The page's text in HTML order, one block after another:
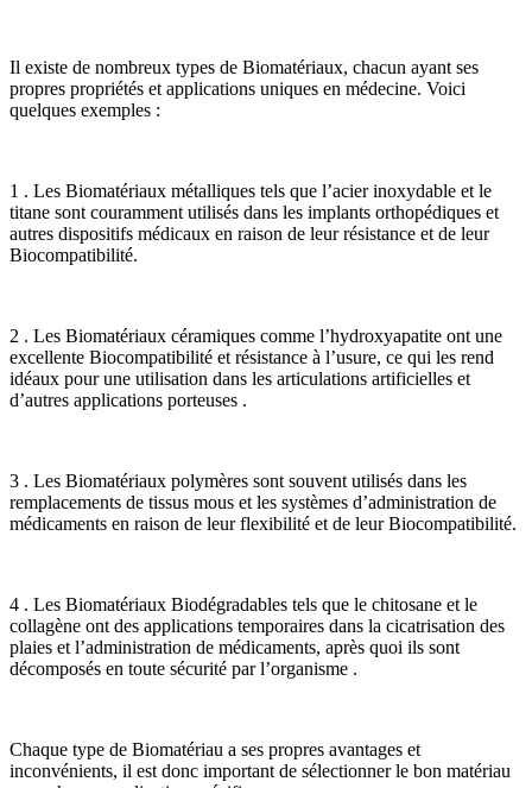
Il existe de nombreux types de Biomatériaux, chacun ayant ses
propres propriétés et applications uniques en médecine. Voici
quelques exemples :
1 . Les Biomatériaux métalliques tels que l’acier inoxydable et le
titane sont couramment utilisés dans les implants orthopédiques et
autres dispositifs médicaux en raison de leur résistance et de leur
Biocompatibilité.
2 . Les Biomatériaux céramiques comme l’hydroxyapatite ont une
excellente Biocompatibilité et résistance à l’usure, ce qui les rend
idéaux pour une utilisation dans les articulations artificielles et
d’autres applications porteuses .
3 . Les Biomatériaux polymères sont souvent utilisés dans les
remplacements de tissus mous et les systèmes d’administration de
médicaments en raison de leur flexibilité et de leur Biocompatibilité.
4 . Les Biomatériaux Biodégradables tels que le chitosane et le
collagène ont des applications temporaires dans la cicatrisation des
plaies et l’administration de médicaments, après quoi ils sont
décomposés en toute sécurité par l’organisme .
Chaque type de Biomatériau a ses propres avantages et
inconvénients, il est donc important de sélectionner le bon matériau